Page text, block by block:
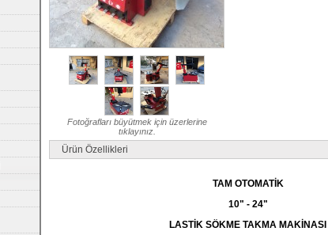
Fotoğrafları büyütmek için üzerlerine
tıklayınız.
Ürün Özellikleri
TAM OTOMATİK
10" - 24"
LASTİK SÖKME TAKMA MAKİNASI